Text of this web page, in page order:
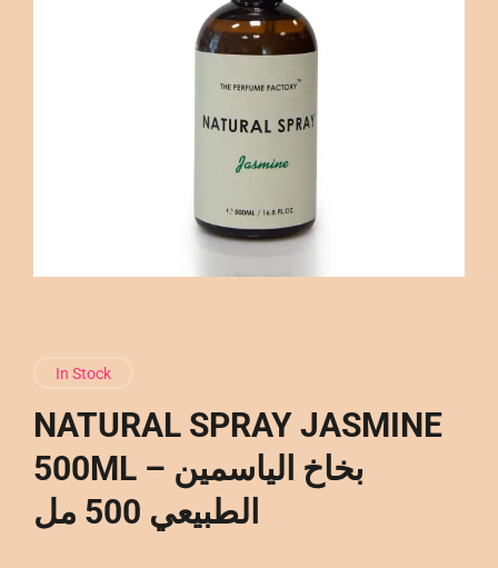
In Stock
NATURAL SPRAY JASMINE
500ML – بخاخ الياسمين
الطبيعي 500 مل